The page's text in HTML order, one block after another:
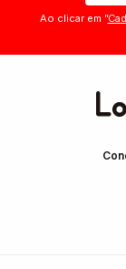
Ao clicar em ”